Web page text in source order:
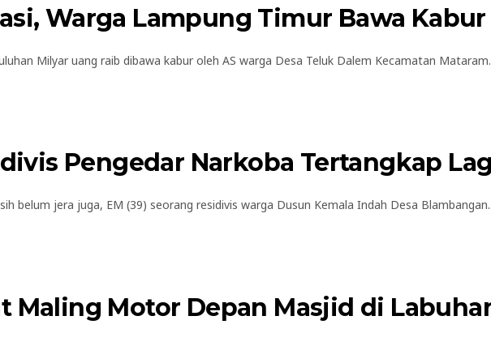
Warga Lampung Timur Bawa
Milyar uang raib dibawa kabur oleh AS warga Desa Teluk Dalem Kecamatan
Pengedar Narkoba Tertangkap
belum jera juga, EM (39) seorang residivis warga Dusun Kemala Indah Desa
Maling Motor Depan Masjid di